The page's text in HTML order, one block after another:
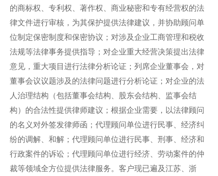
的商标权、专利权、著作权、商业秘密和专有经营权的法
律文件进行审核，为其保护提供法律建议，并协助顾问单
位制定保密制度和保密协议；对涉及企业工商管理和税收
法规等法律事务提供指导；对企业重大经营决策提出法律
意见，重大项目进行法律分析论证；列席企业董事会，对
董事会议议题涉及的法律问题进行分析论证；对企业的法
人治理结构（包括董事会结构、股东会结构、监事会结
构）的合法性提供律师建议；根据企业需要，以法律顾问
的名义对外签发律师函；代理顾问单位进行民事、经济纠
纷的调解、和解；代理顾问单位进行民事、刑事、经济和
行政案件的诉讼；代理顾问单位进行经济、劳动案件的仲
裁等领域全方位提供法律服务。客户现已遍及江苏、浙